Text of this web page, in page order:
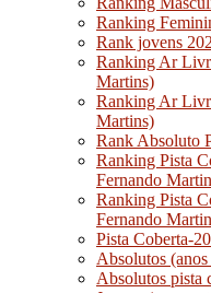
Ranking
Rank jovens
Ranking Ar
Martins)
Ranking Ar
Martins)
Rank Absoluto
Ranking Pista
Fernando
Ranking Pista
Fernando
Pista Coberta-
Absolutos
Absolutos pista